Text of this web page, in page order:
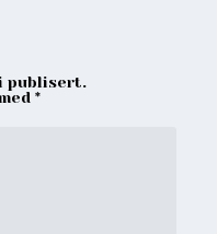
publisert.
*